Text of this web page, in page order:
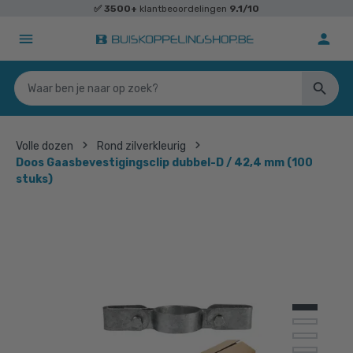
✅ 3500+ klantbeoordelingen 9.1/10
Volle dozen
Rond zilverkleurig
Doos Gaasbevestigingsclip dubbel-D / 42,4 mm (100
stuks)